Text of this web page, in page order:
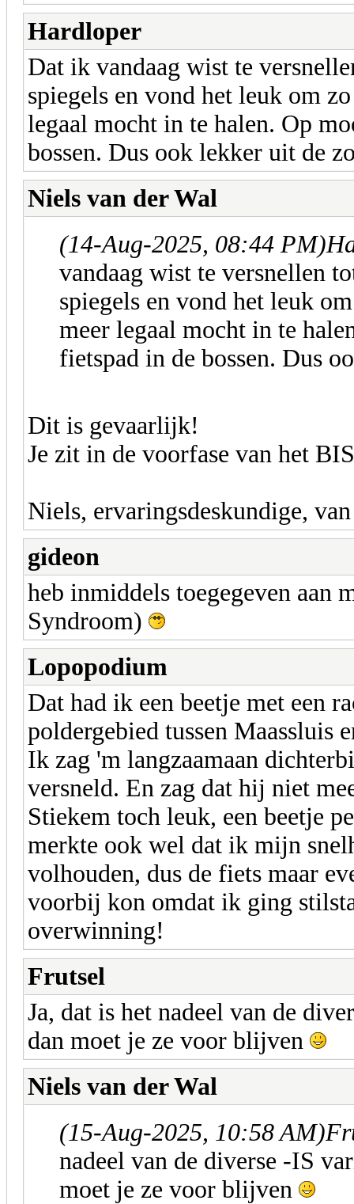
Hardloper
Dat ik vandaag wist te
spiegels en vond het leuk om
legaal mocht in te halen. Op
bossen. Dus ook lekker uit de
Niels van der Wal
(14-Aug-2025, 08:44 PM)
vandaag wist te versnellen
spiegels en vond het leuk
meer legaal mocht in te
fietspad in de bossen. Dus
Dit is gevaarlijk!
Je zit in de voorfase van het
Niels, ervaringsdeskundige,
gideon
heb inmiddels toegegeven aan
Syndroom)
Lopopodium
Dat had ik een beetje met een
poldergebied tussen Maassluis
Ik zag 'm langzaamaan
versneld. En zag dat hij niet
Stiekem toch leuk, een beetje
merkte ook wel dat ik mijn
volhouden, dus de fiets maar
voorbij kon omdat ik ging
overwinning!
Frutsel
Ja, dat is het nadeel van de
dan moet je ze voor blijven
Niels van der Wal
(15-Aug-2025, 10:58 AM)
nadeel van de diverse -IS
moet je ze voor blijven